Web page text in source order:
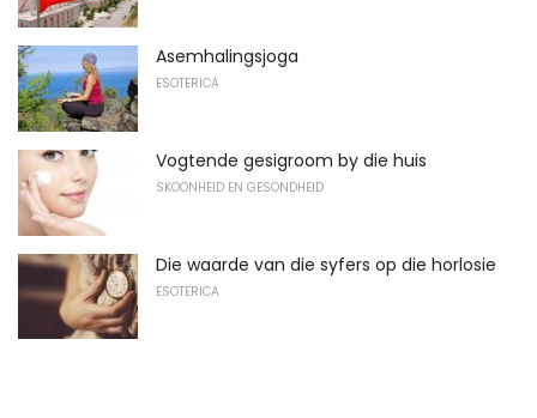
Asemhalingsjoga
ESOTERICA
Vogtende gesigroom by die huis
SKOONHEID EN GESONDHEID
Die waarde van die syfers op die horlosie
ESOTERICA